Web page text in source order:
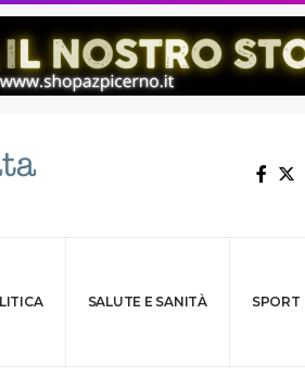
SALUTE E SANITÀ SPORT